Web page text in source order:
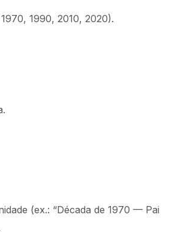
1990, 2010, 2020).
(ex.: “Década de 1970 — Pai